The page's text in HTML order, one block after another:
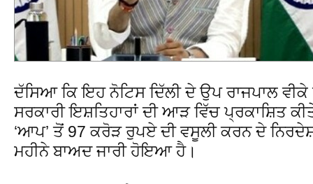
ਦੱਸਿਆ ਕਿ ਇਹ ਨੋਟਿਸ ਦਿੱਲੀ ਦੇ ਉਪ ਰਾਜਪਾਲ
ਸਰਕਾਰੀ ਇਸ਼ਤਿਹਾਰਾਂ ਦੀ ਆੜ ਵਿੱਚ ਪ੍ਰਕਾਸ਼ਿਤ
‘ਆਪ’ ਤੋਂ 97 ਕਰੋੜ ਰੁਪਏ ਦੀ ਵਸੂਲੀ ਕਰਨ ਦੇ
ਮਹੀਨੇ ਬਾਅਦ ਜਾਰੀ ਹੋਇਆ ਹੈ।